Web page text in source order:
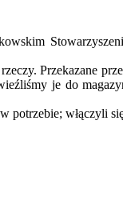
Przekazane
je do
potrzebie; włączyli